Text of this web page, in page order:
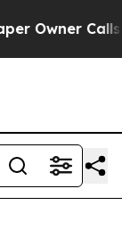
Owner Calls